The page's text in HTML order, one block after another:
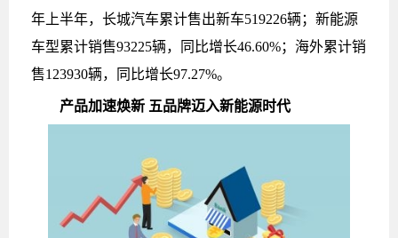
年上半年，长城汽车累计售出新车519226辆；新能源
车型累计销售93225辆，同比增长46.60%；海外累计销
售123930辆，同比增长97.27%。
产品加速焕新 五品牌迈入新能源时代